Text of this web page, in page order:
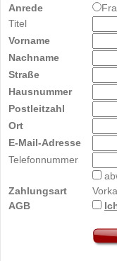
Anrede
Titel
Vorname
Nachname
Straße
Hausnummer
Postleitzahl
Ort
E-Mail-Adresse
Telefonnummer
Zahlungsart
AGB